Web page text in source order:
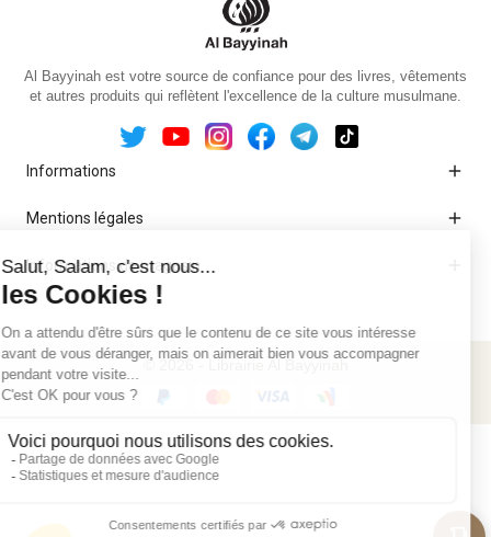
Al Bayyinah est votre source de confiance pour des livres, vêtements
et autres produits qui reflètent l'excellence de la culture musulmane.
Informations 
Mentions légales 
Informations de magasin
© 2026 - Librairie Al Bayyinah